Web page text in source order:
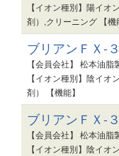
【イオン種別】陽イオ
剤）,クリーニング 【機
ブリアンＦＸ-
【会員会社】 松本油脂
【イオン種別】陰イオ
剤） 【機能】
ブリアンＦＸ-
【会員会社】 松本油脂
【イオン種別】陰イオ